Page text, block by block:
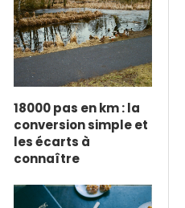
18000 pas en km : la
conversion simple et
les écarts à
connaître